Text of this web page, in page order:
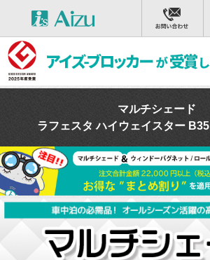
マルチシェード
ラフェスタ ハイウェイスター B35